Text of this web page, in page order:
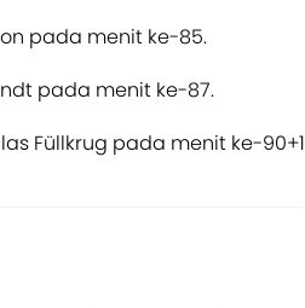
pada menit ke-85.
pada menit ke-87.
Füllkrug pada menit ke-90+1